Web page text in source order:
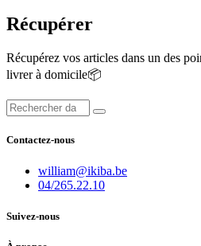
Récupérer
Récupérez vos articles dans un des
livrer à domicile📦
Contactez-nous
william@ikiba.be
04/265.22.10
Suivez-nous